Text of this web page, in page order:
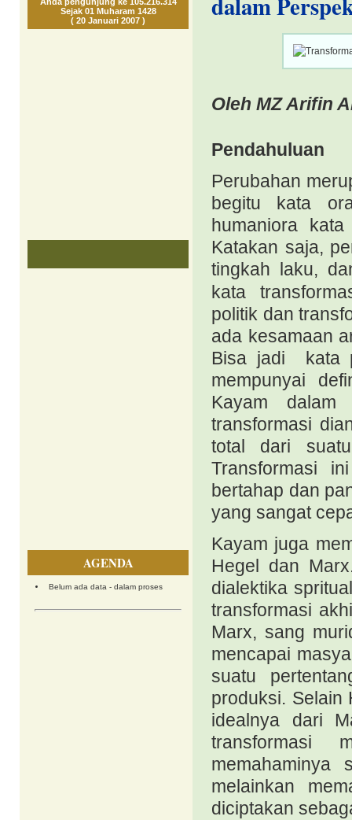
Sejak 01 Muharam 1428
( 20 Januari 2007 )
AGENDA
Belum ada data - dalam proses
Oleh MZ Arifin
Pendahuluan
Perubahan
begitu kata
humaniora
Katakan saja,
tingkah laku,
kata
politik dan
ada kesamaan
Bisa jadi kata
mempunyai
Kayam
transformasi
total dari
Transformasi
bertahap dan
yang sangat
Kayam juga
Hegel dan
dialektika
transformasi
Marx, sang
mencapai
suatu
produksi. Selain
idealnya dari
transformasi
memahaminya
melainkan
diciptakan